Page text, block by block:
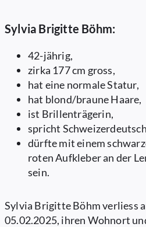
Sylvia Brigitte Böhm:
42-jährig,
zirka 177 cm gross,
hat eine normale Statur,
hat blond/braune Haare,
ist Brillenträgerin,
spricht
dürfte mit einem
roten Aufkleber an der
sein.
Sylvia Brigitte Böhm verliess
05.02.2025, ihren Wohnort